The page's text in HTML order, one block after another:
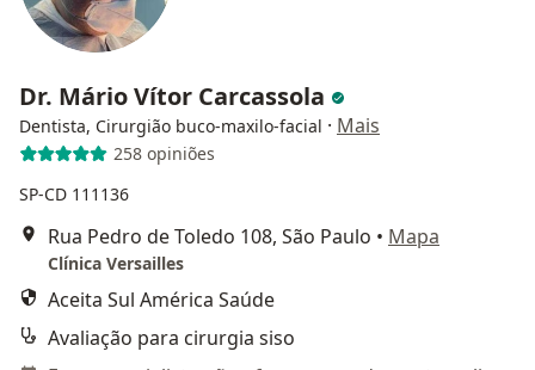
Dr. Mário Vítor Carcassola
Dentista, Cirurgião buco-maxilo-facial · Mais
258 opiniões
SP-CD 111136
Rua Pedro de Toledo 108, São Paulo • Mapa
Clínica Versailles
Aceita Sul América Saúde
Avaliação para cirurgia siso